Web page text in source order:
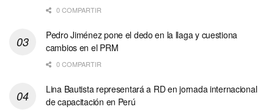
0 COMPARTIR
Pedro Jiménez pone el dedo en la llaga y cuestiona
cambios en el PRM
0 COMPARTIR
Lina Bautista representará a RD en jornada internacional
de capacitación en Perú